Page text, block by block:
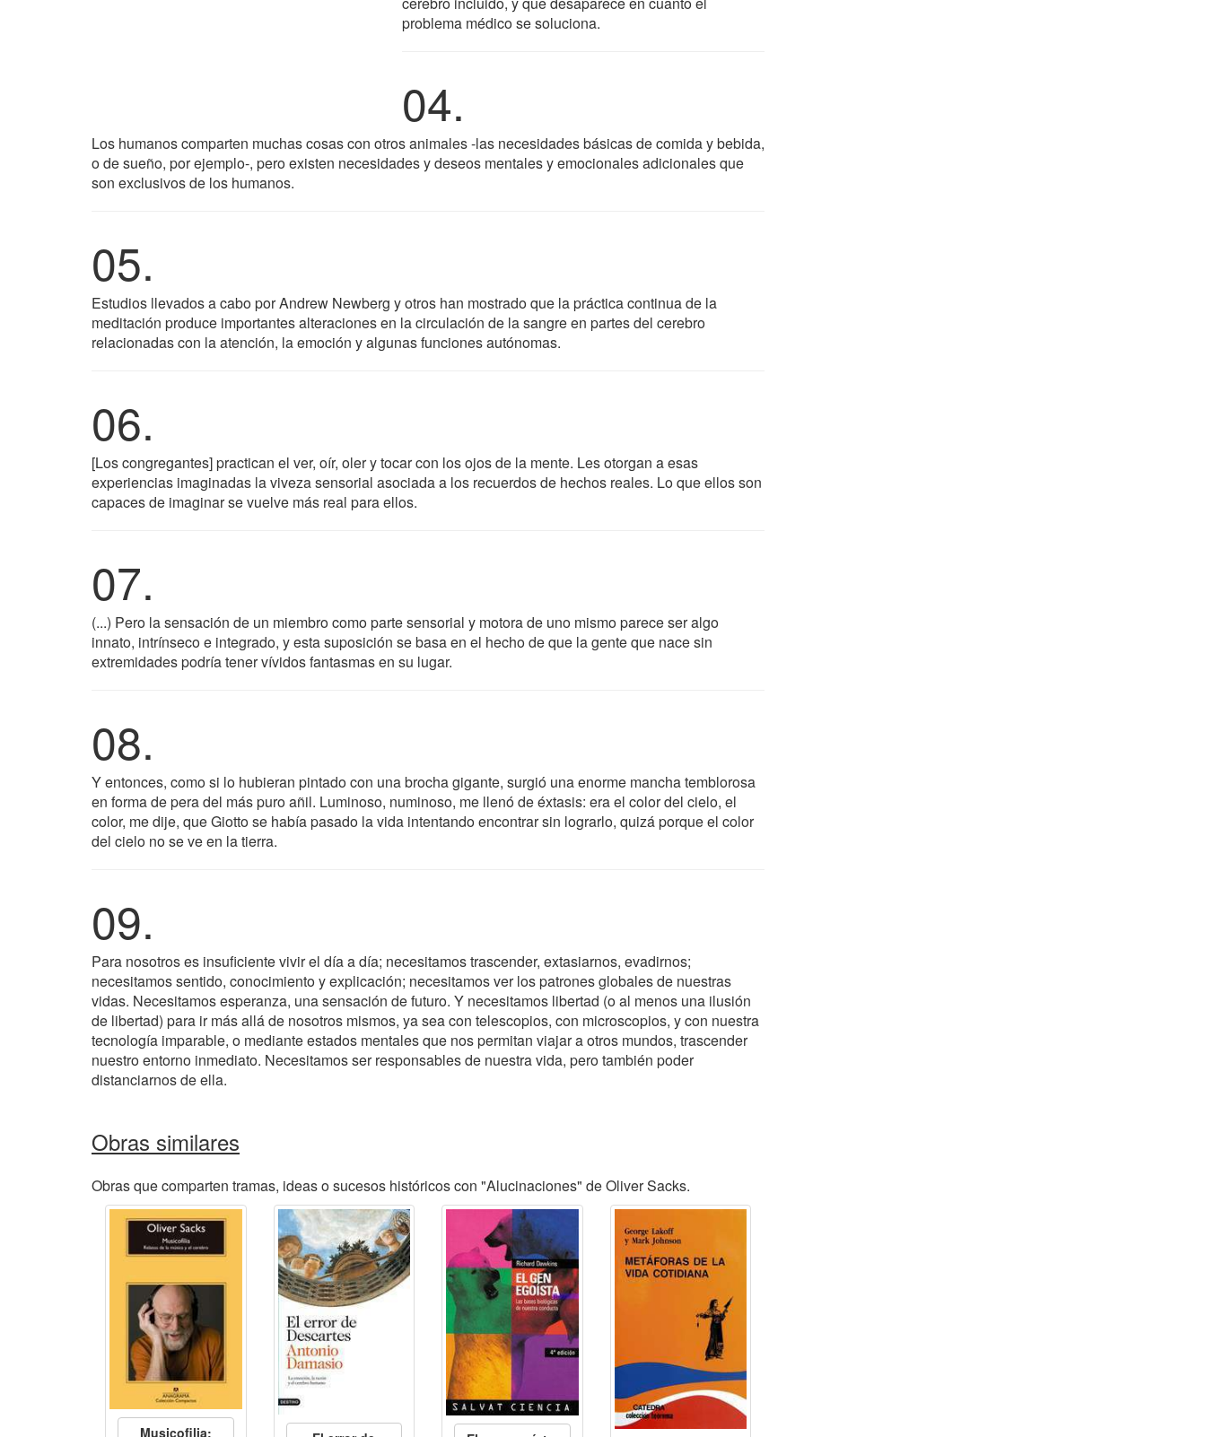
problema médico se soluciona.
04.
Los humanos comparten muchas cosas con otros animales -las necesidades básicas de comida y bebida,
o de sueño, por ejemplo-, pero existen necesidades y deseos mentales y emocionales adicionales que
son exclusivos de los humanos.
05.
Estudios llevados a cabo por Andrew Newberg y otros han mostrado que la práctica continua de la
meditación produce importantes alteraciones en la circulación de la sangre en partes del cerebro
relacionadas con la atención, la emoción y algunas funciones autónomas.
06.
[Los congregantes] practican el ver, oír, oler y tocar con los ojos de la mente. Les otorgan a esas
experiencias imaginadas la viveza sensorial asociada a los recuerdos de hechos reales. Lo que ellos son
capaces de imaginar se vuelve más real para ellos.
07.
(...) Pero la sensación de un miembro como parte sensorial y motora de uno mismo parece ser algo
innato, intrínseco e integrado, y esta suposición se basa en el hecho de que la gente que nace sin
extremidades podría tener vívidos fantasmas en su lugar.
08.
Y entonces, como si lo hubieran pintado con una brocha gigante, surgió una enorme mancha temblorosa
en forma de pera del más puro añil. Luminoso, numinoso, me llenó de éxtasis: era el color del cielo, el
color, me dije, que Giotto se había pasado la vida intentando encontrar sin lograrlo, quizá porque el color
del cielo no se ve en la tierra.
09.
Para nosotros es insuficiente vivir el día a día; necesitamos trascender, extasiarnos, evadirnos;
necesitamos sentido, conocimiento y explicación; necesitamos ver los patrones globales de nuestras
vidas. Necesitamos esperanza, una sensación de futuro. Y necesitamos libertad (o al menos una ilusión
de libertad) para ir más allá de nosotros mismos, ya sea con telescopios, con microscopios, y con nuestra
tecnología imparable, o mediante estados mentales que nos permitan viajar a otros mundos, trascender
nuestro entorno inmediato. Necesitamos ser responsables de nuestra vida, pero también poder
distanciarnos de ella.
Obras similares
Obras que comparten tramas, ideas o sucesos históricos con "Alucinaciones" de Oliver Sacks.
Musicofilia: